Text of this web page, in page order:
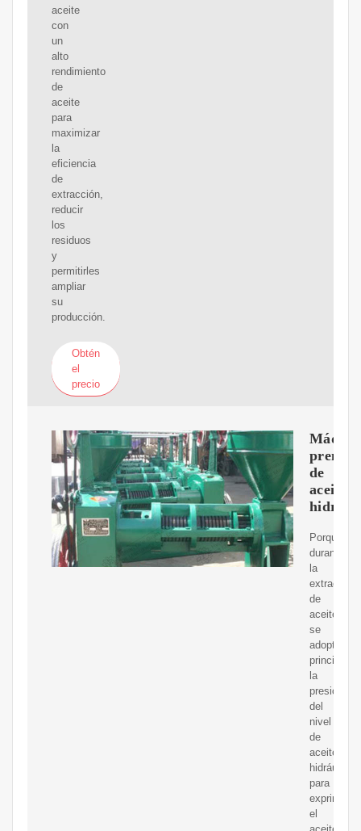
aceite
con
un
alto
rendimiento
de
aceite
para
maximizar
la
eficiencia
de
extracción,
reducir
los
residuos
y
permitirles
ampliar
su
producción.
Obtén
el
precio
de
aceite
Porque,
durante
la
extracción
de
aceite,
se
adopta
la
presión
del
nivel
de
aceite
hidráulico
para
exprimir
el